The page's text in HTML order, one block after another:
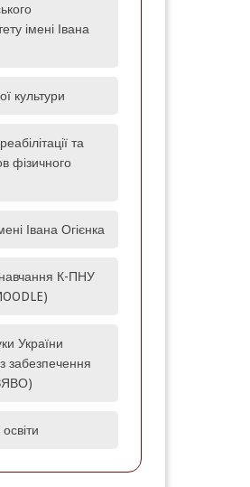
імені Івана
культури
та
фізичного
Івана Огієнка
К-ПНУ
України
забезпечення